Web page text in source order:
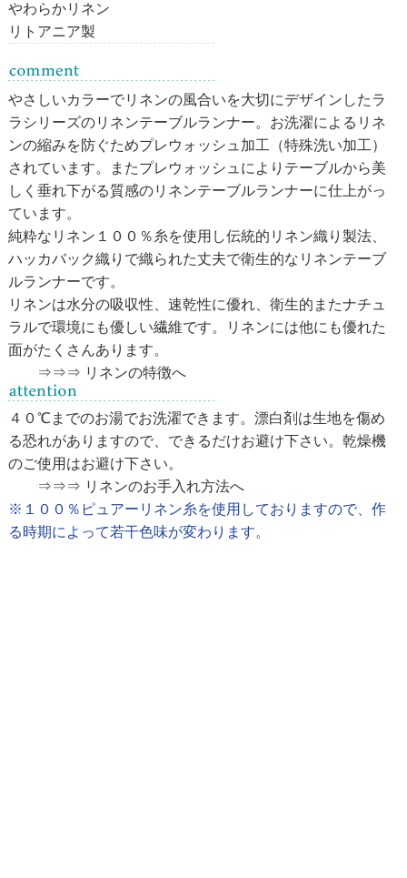
やわらかリネン
リトアニア製
やさしいカラーでリネンの風合いを大切にデザインしたラ
ラシリーズのリネンテーブルランナー。お洗濯によるリネ
ンの縮みを防ぐためプレウォッシュ加工（特殊洗い加工）
されています。またプレウォッシュによりテーブルから美
しく垂れ下がる質感のリネンテーブルランナーに仕上がっ
ています。
純粋なリネン１００％糸を使用し伝統的リネン織り製法、
ハッカバック織り で織られた丈夫で衛生的なリネンテーブ
ルランナーです。
リネンは水分の吸収性、速乾性に優れ、衛生的またナチュ
ラルで環境にも優しい繊維です。リネンには他にも優れた
面がたくさんあります。
⇒⇒⇒ リネンの特徴へ
４０℃までのお湯でお洗濯できます。漂白剤は生地を傷め
る恐れがありますので、できるだけお避け下さい。乾燥機
のご使用はお避け下さい。
⇒⇒⇒ リネンのお手入れ方法へ
※１００％ピュアーリネン糸を使用しておりますので、作
る時期によって若干色味が変わります。